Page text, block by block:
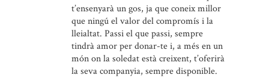
t’ensenyarà un gos, ja que coneix millor
que ningú el valor del compromís i la
lleialtat. Passi el que passi, sempre
tindrà amor per donar-te i, a més en un
món on la soledat està creixent, t’oferirà
la seva companyia, sempre disponible.